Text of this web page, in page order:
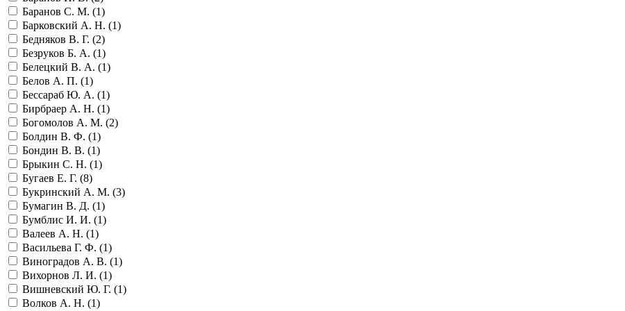
Баранов С. М. (1)
Барковский А. Н. (1)
Бедняков В. Г. (2)
Безруков Б. А. (1)
Белецкий В. А. (1)
Белов А. П. (1)
Бессараб Ю. А. (1)
Бирбраер А. Н. (1)
Богомолов А. М. (2)
Болдин В. Ф. (1)
Бондин В. В. (1)
Брыкин С. Н. (1)
Бугаев Е. Г. (8)
Букринский А. М. (3)
Бумагин В. Д. (1)
Бумблис И. И. (1)
Валеев А. Н. (1)
Васильева Г. Ф. (1)
Виноградов А. В. (1)
Вихорнов Л. И. (1)
Вишневский Ю. Г. (1)
Волков А. Н. (1)